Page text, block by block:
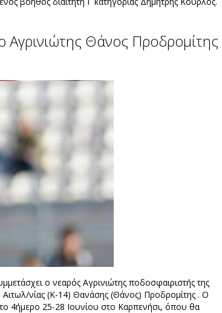
Αγρινιώτης Θάνος Προδρομίτης
ο νεαρός Αγρινιώτης ποδοσφαιριστής της
Αιτωλ/νίας (Κ-14) Θανάσης (Θάνος) Προδρομίτης . Ο
4ήμερο 25-28 Ιουνίου στο Καρπενήσι, όπου θα